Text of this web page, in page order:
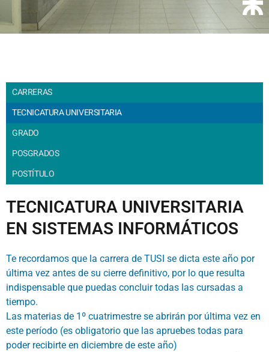
CARRERAS
TECNICATURA UNIVERSITARIA
GRADO
POSGRADOS
POSTÍTULO
TECNICATURA UNIVERSITARIA
EN SISTEMAS INFORMÁTICOS
Te recordamos que la carrera de TUSI se dicta este año por
última vez antes de su cierre definitivo, por lo que resulta
indispensable que puedas concluir todas las cursadas a
tiempo.
Las materias de 1º cuatrimestre se abrirán por última vez en
este período (es obligatorio que las apruebes todas para
poder recibirte en diciembre de este año)